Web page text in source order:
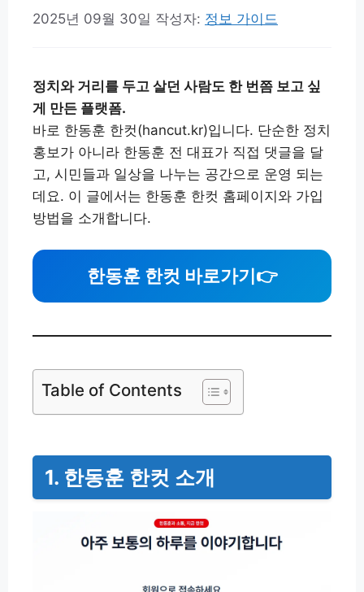
2025년 09월 30일 작성자: 정보 가이드
정치와 거리를 두고 살던 사람도 한 번쯤 보고 싶
게 만든 플랫폼.
바로 한동훈 한컷(hancut.kr)입니다. 단순한 정치
홍보가 아니라 한동훈 전 대표가 직접 댓글을 달
고, 시민들과 일상을 나누는 공간으로 운영 되는
데요. 이 글에서는 한동훈 한컷 홈페이지와 가입
방법을 소개합니다.
한동훈 한컷 바로가기👉
Table of Contents
1. 한동훈 한컷 소개